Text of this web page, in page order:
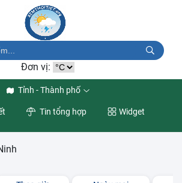
Đơn vị:
Tỉnh - Thành phố
Tin tổng hợp Widget